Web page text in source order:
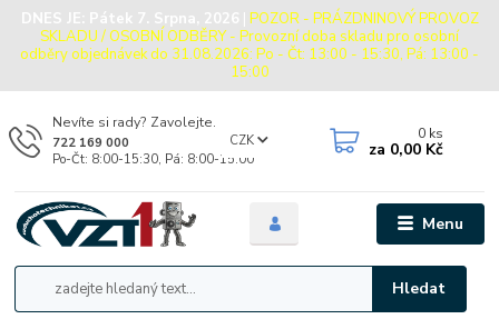
DNES JE: Pátek 7. Srpna, 2026 | POZOR - PRÁZDNINOVÝ PROVOZ
SKLADU / OSOBNÍ ODBĚRY - Provozní doba skladu pro osobní
odběry objednávek do 31.08.2026: Po - Čt: 13:00 - 15:30, Pá: 13:00 -
15:00
Menu
CZK
Hledat
Nevíte si rady? Zavolejte.
722 169 000
Po-Čt: 8:00-15:30, Pá: 8:00-15:00
0 ks
za 0,00 Kč